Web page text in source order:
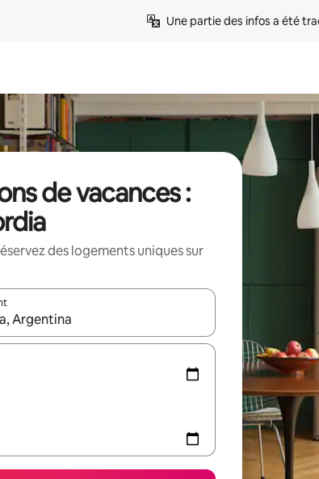
Une partie des infos a été
de vacances :
des logements uniques sur
sont affichés, parcourez-les en utilisant les flèches